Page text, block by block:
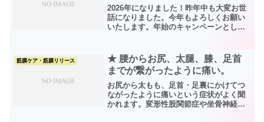
2026年になりました！昨年中も大変お世
話になりました。今年もよろしくお願い
いたします。年始のキャンペーンとし
6000円から1000円引きの5000円でご利用
い...
筋膜ケア・筋膜リリース
★ 腰からお尻、太腿、膝、足首
までが繋がったように痛い。
お尻から太もも、足首・足裏にかけてつ
ながったように痛いという症状がよく聞
かれます。変形性股関節症や坐骨神経痛